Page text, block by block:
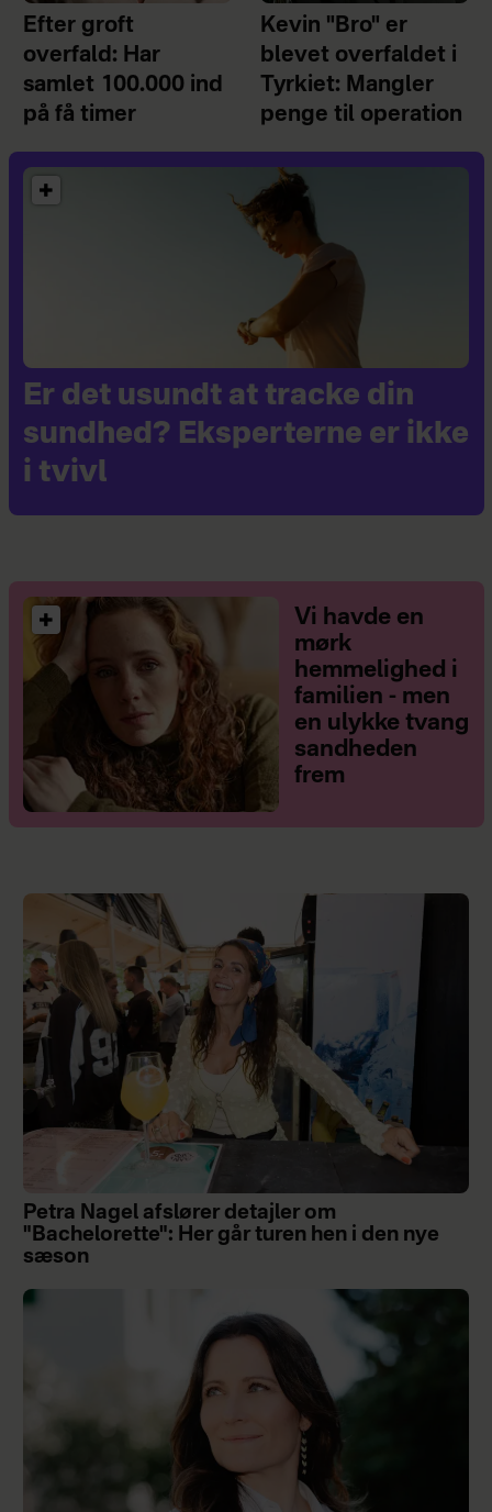
Efter groft
overfald: Har
samlet 100.000 ind
på få timer
Kevin "Bro" er
blevet overfaldet i
Tyrkiet: Mangler
penge til operation
Er det usundt at tracke din
sundhed? Eksperterne er ikke
i tvivl
Vi havde en
mørk
hemmelighed i
familien - men
en ulykke tvang
sandheden
frem
Petra Nagel afslører detajler om
"Bachelorette": Her går turen hen i den nye
sæson